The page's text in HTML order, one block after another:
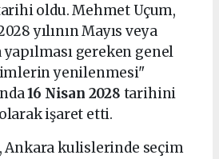
oldu. Mehmet Uçum,
yılının Mayıs veya
gereken genel
yenilenmesi"
16 Nisan 2028 tarihini
işaret etti.
Ankara kulislerinde seçim